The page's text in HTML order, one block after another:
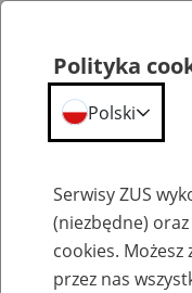
Emerytury
Polityka
Polski
Serwisy ZUS
(niezbędne)
cookies.
przez nas